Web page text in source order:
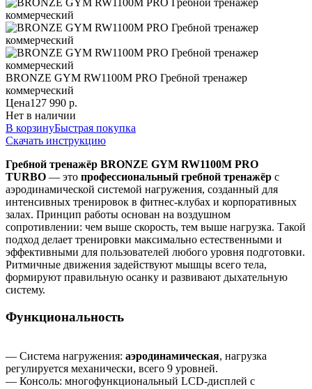
BRONZE GYM RW1100M PRO Гребной тренажер
коммерческий
Цена127 990 р.
Нет в наличии
В корзинуБыстрая покупка
Скачать инструкцию
Гребной тренажёр BRONZE GYM RW1100M PRO
TURBO — это профессиональный гребной тренажёр с
аэродинамической системой нагружения, созданный для
интенсивных тренировок в фитнес-клубах и корпоративных
залах. Принцип работы основан на воздушном
сопротивлении: чем выше скорость, тем выше нагрузка. Такой
подход делает тренировки максимально естественными и
эффективными для пользователей любого уровня подготовки.
Ритмичные движения задействуют мышцы всего тела,
формируют правильную осанку и развивают дыхательную
систему.
Функциональность
— Система нагружения: аэродинамическая, нагрузка
регулируется механически, всего 9 уровней.
— Консоль: многофункциональный LCD-дисплей с